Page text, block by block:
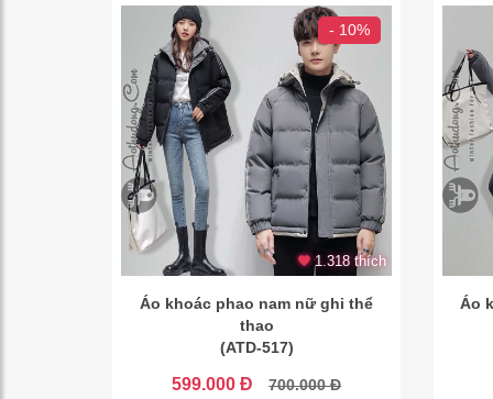
- 10%
1.318 thích
Áo khoác phao nam nữ ghi thể
thao
(ATD-517)
599.000 Đ 700.000 Đ
Áo